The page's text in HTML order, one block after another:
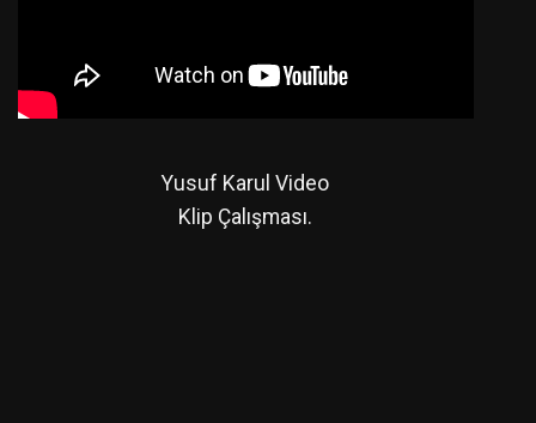
Yusuf Karul Video
Klip Çalışması.